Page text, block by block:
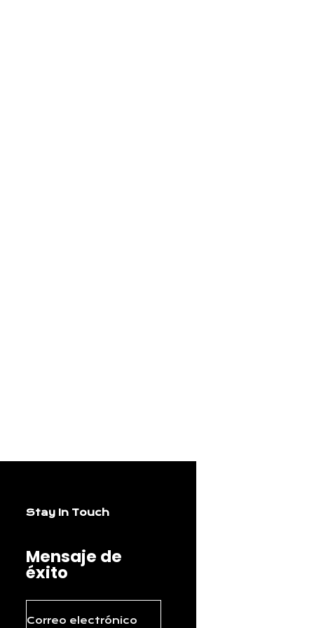
Stay In Touch
Mensaje de
éxito